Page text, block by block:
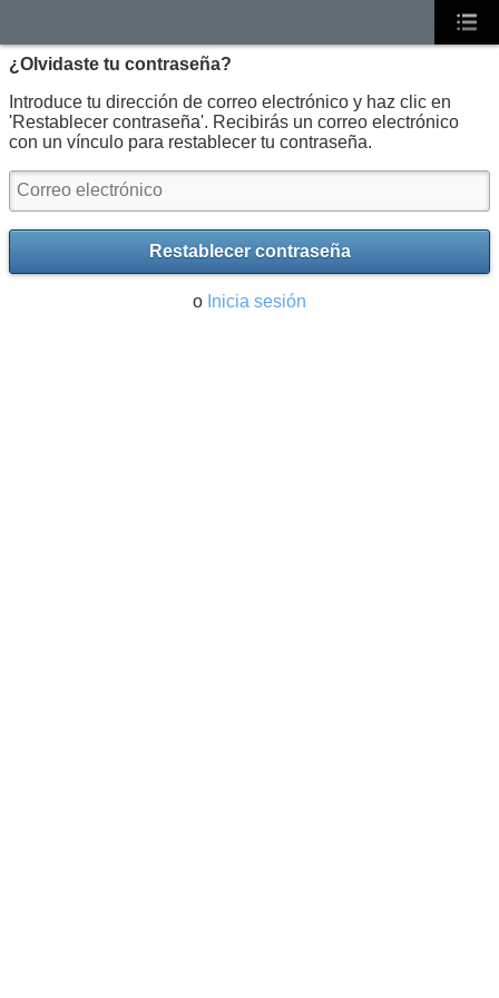
¿Olvidaste tu contraseña?
Introduce tu dirección de correo electrónico y haz clic en
'Restablecer contraseña'. Recibirás un correo electrónico
con un vínculo para restablecer tu contraseña.
Restablecer contraseña
o Inicia sesión